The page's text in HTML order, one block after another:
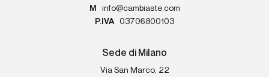
M
info@cambiaste.com
P.IVA
03706800103
Sede di Milano
Via San Marco, 22